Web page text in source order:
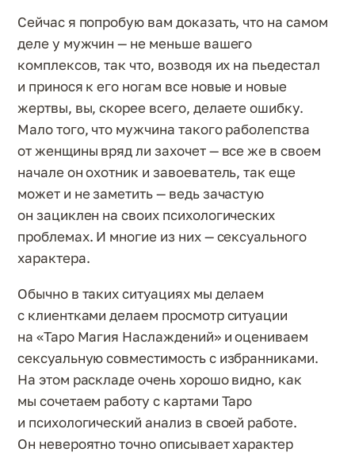
Сейчас я попробую вам доказать, что на самом
деле у мужчин — не меньше вашего
комплексов, так что, возводя их на пьедестал
и принося к его ногам все новые и новые
жертвы, вы, скорее всего, делаете ошибку.
Мало того, что мужчина такого раболепства
от женщины вряд ли захочет — все же в своем
начале он охотник и завоеватель, так еще
может и не заметить — ведь зачастую
он зациклен на своих психологических
проблемах. И многие из них — сексуального
характера.
Обычно в таких ситуациях мы делаем
с клиентками делаем просмотр ситуации
на «Таро Магия Наслаждений» и оцениваем
сексуальную совместимость с избранниками.
На этом раскладе очень хорошо видно, как
мы сочетаем работу с картами Таро
и психологический анализ в своей работе.
Он невероятно точно описывает характер